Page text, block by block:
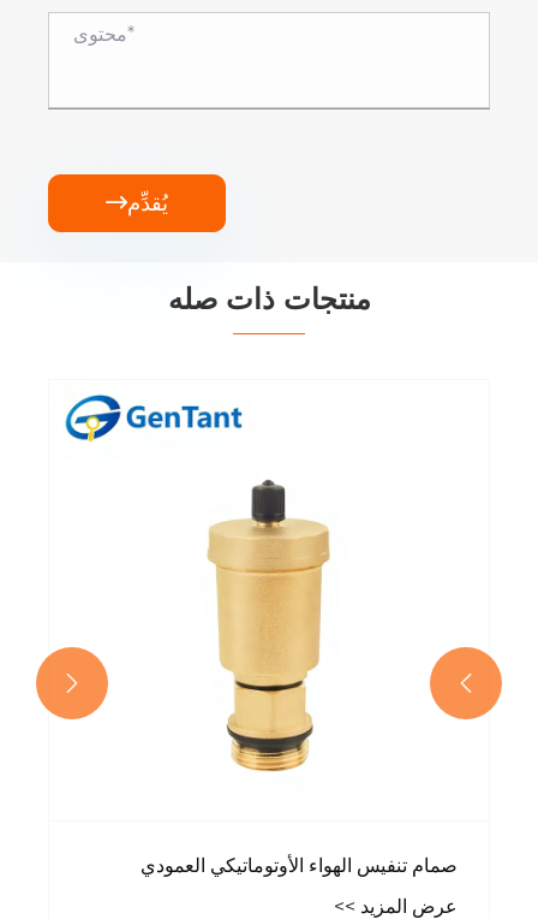
يُقدِّم
منتجات ذات صله
صمام تنفيس الهواء الأوتوماتيكي العمودي
عرض المزيد >>

